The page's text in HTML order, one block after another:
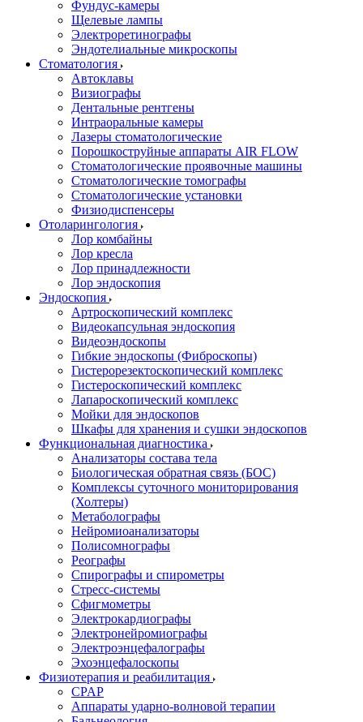
Фундус-камеры
Щелевые лампы
Электроретинографы
Эндотелиальные микроскопы
Стоматология
Автоклавы
Визиографы
Дентальные рентгены
Интраоральные камеры
Лазеры стоматологические
Порошкоструйные аппараты AIR FLOW
Стоматологические проявочные машины
Стоматологические томографы
Стоматологические установки
Физиодиспенсеры
Отоларингология
Лор комбайны
Лор кресла
Лор принадлежности
Лор эндоскопия
Эндоскопия
Артроскопический комплекс
Видеокапсульная эндоскопия
Видеоэндоскопы
Гибкие эндоскопы (Фиброcкопы)
Гистерорезектоскопический комплекс
Гистероскопический комплекс
Лапароскопический комплекс
Мойки для эндоскопов
Шкафы для хранения и сушки эндоскопов
Функциональная диагностика
Анализаторы состава тела
Биологическая обратная связь (БОС)
Комплексы суточного мониторирования
(Холтеры)
Метаболографы
Нейромиоанализаторы
Полисомнографы
Реографы
Спирографы и спирометры
Стресс-системы
Сфигмометры
Электрокардиографы
Электронейромиографы
Электроэнцефалографы
Эхоэнцефалоскопы
Физиотерапия и реабилитация
CPAP
Аппараты ударно-волновой терапии